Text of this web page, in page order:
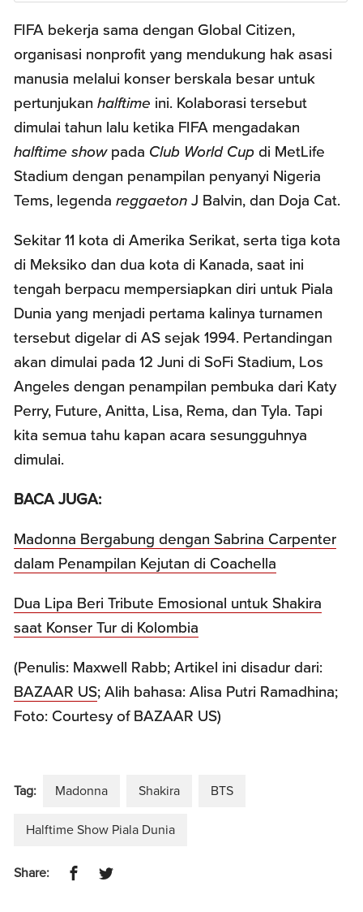
FIFA bekerja sama dengan Global Citizen,
organisasi nonprofit yang mendukung hak asasi
manusia melalui konser berskala besar untuk
pertunjukanhalftime ini. Kolaborasi tersebut
dimulai tahun lalu ketika FIFA mengadakan
halftime showpada Club World Cup di MetLife
Stadium dengan penampilan penyanyi Nigeria
Tems, legendareggaeton J Balvin, dan Doja Cat.
Sekitar 11 kota di Amerika Serikat, serta tiga kota
di Meksiko dan dua kota di Kanada, saat ini
tengah berpacu mempersiapkan diri untuk Piala
Dunia yang menjadi pertama kalinya turnamen
tersebut digelar di AS sejak 1994. Pertandingan
akan dimulai pada 12 Juni di SoFi Stadium, Los
Angeles dengan penampilan pembuka dari Katy
Perry, Future, Anitta, Lisa, Rema, dan Tyla. Tapi
kita semua tahu kapan acara sesungguhnya
dimulai.
BACA JUGA:
Madonna Bergabung dengan Sabrina Carpenter
dalam Penampilan Kejutan di Coachella
Dua Lipa Beri Tribute Emosional untuk Shakira
saat Konser Tur di Kolombia
(Penulis: Maxwell Rabb; Artikel ini disadur dari:
BAZAAR US; Alih bahasa: Alisa Putri Ramadhina;
Foto: Courtesy of BAZAAR US)
Tag: Madonna Shakira BTS
Halftime Show Piala Dunia
Share: